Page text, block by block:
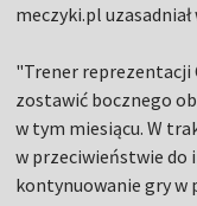
meczyki.pl
"Trener reprezentacji
zostawić bocznego
w tym miesiącu. W
w przeciwieństwie do
kontynuowanie gry w